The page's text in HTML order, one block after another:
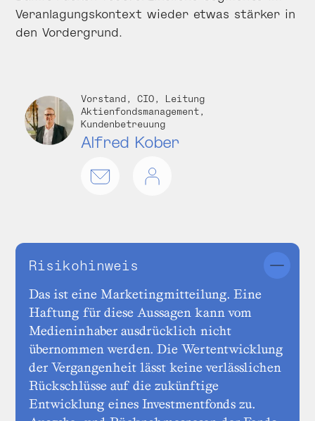
Veranlagungskontext wieder etwas stärker in
den Vordergrund.
Vorstand, CIO, Leitung
Aktienfondsmanagement,
Kundenbetreuung
Alfred Kober
Risikohinweis
Das ist eine Marketingmitteilung. Eine
Haftung für diese Aussagen kann vom
Medieninhaber ausdrücklich nicht
übernommen werden. Die Wertentwicklung
der Vergangenheit lässt keine verlässlichen
Rückschlüsse auf die zukünftige
Entwicklung eines Investmentfonds zu.